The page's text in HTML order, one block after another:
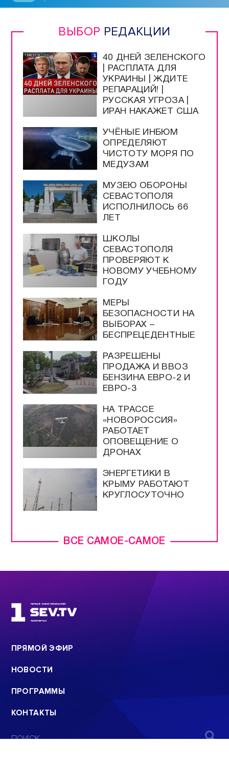
ВЫБОР РЕДАКЦИИ
ВСЕ САМОЕ-САМОЕ
40 ДНЕЙ ЗЕЛЕНСКОГО
| РАСПЛАТА ДЛЯ
УКРАИНЫ | ЖДИТЕ
РЕПАРАЦИЙ! |
РУССКАЯ УГРОЗА |
ИРАН НАКАЖЕТ США
УЧЁНЫЕ ИНБЮМ
ОПРЕДЕЛЯЮТ
ЧИСТОТУ МОРЯ ПО
МЕДУЗАМ
МУЗЕЮ ОБОРОНЫ
СЕВАСТОПОЛЯ
ИСПОЛНИЛОСЬ 66
ЛЕТ
ШКОЛЫ
СЕВАСТОПОЛЯ
ПРОВЕРЯЮТ К
НОВОМУ УЧЕБНОМУ
ГОДУ
МЕРЫ
БЕЗОПАСНОСТИ НА
ВЫБОРАХ –
БЕСПРЕЦЕДЕНТНЫЕ
РАЗРЕШЕНЫ
ПРОДАЖА И ВВОЗ
БЕНЗИНА ЕВРО-2 И
ЕВРО-3
НА ТРАССЕ
«НОВОРОССИЯ»
РАБОТАЕТ
ОПОВЕЩЕНИЕ О
ДРОНАХ
ЭНЕРГЕТИКИ В
КРЫМУ РАБОТАЮТ
КРУГЛОСУТОЧНО
ПРЯМОЙ ЭФИР
НОВОСТИ
ПРОГРАММЫ
КОНТАКТЫ
ПОИСК